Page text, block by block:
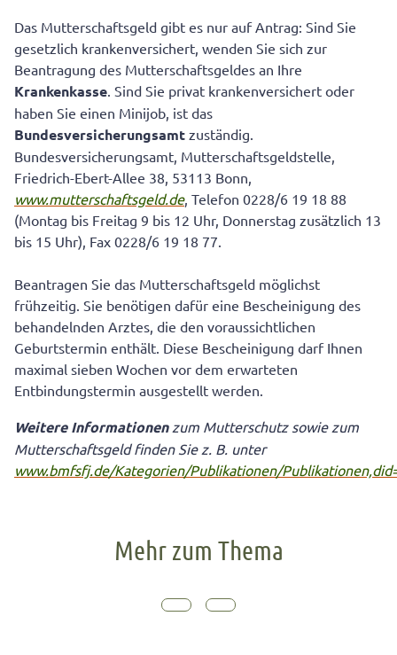
Das Mutterschaftsgeld gibt es nur auf Antrag: Sind Sie
gesetzlich krankenversichert, wenden Sie sich zur
Beantragung des Mutterschaftsgeldes an Ihre
Krankenkasse. Sind Sie privat krankenversichert oder
haben Sie einen Minijob, ist das
Bundesversicherungsamt zuständig.
Bundesversicherungsamt, Mutterschaftsgeldstelle,
Friedrich-Ebert-Allee 38, 53113 Bonn,
www.mutterschaftsgeld.de, Telefon 0228/6 19 18 88
(Montag bis Freitag 9 bis 12 Uhr, Donnerstag zusätzlich 13
bis 15 Uhr), Fax 0228/6 19 18 77.
Beantragen Sie das Mutterschaftsgeld möglichst
frühzeitig. Sie benötigen dafür eine Bescheinigung des
behandelnden Arztes, die den voraussichtlichen
Geburtstermin enthält. Diese Bescheinigung darf Ihnen
maximal sieben Wochen vor dem erwarteten
Entbindungstermin ausgestellt werden.
Weitere Informationen zum Mutterschutz sowie zum
Mutterschaftsgeld finden Sie z. B. unter
www.bmfsfj.de/Kategorien/Publikationen/
Mehr zum Thema